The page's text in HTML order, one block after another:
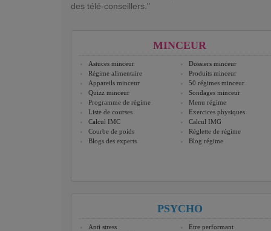
des télé-conseillers."
MINCEUR
Astuces minceur
Dossiers minceur
Régime alimentaire
Produits minceur
Appareils minceur
50 régimes minceur
Quizz minceur
Sondages minceur
Programme de régime
Menu régime
Liste de courses
Exercices physiques
Calcul IMC
Calcul IMG
Courbe de poids
Réglette de régime
Blogs des experts
Blog régime
PSYCHO
Anti stress
Etre performant